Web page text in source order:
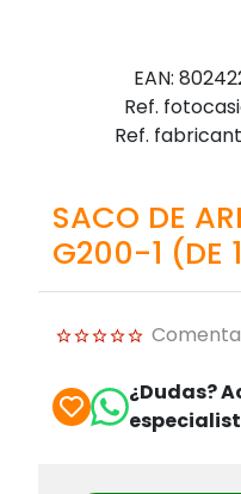
EAN:
Ref.
Ref.
SACO DE
G200-1 (DE
¿Dudas?